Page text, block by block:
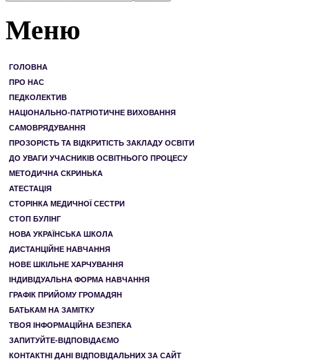
Меню
ГОЛОВНА
ПРО НАС
ПЕДКОЛЕКТИВ
НАЦІОНАЛЬНО-ПАТРІОТИЧНЕ ВИХОВАННЯ
САМОВРЯДУВАННЯ
ПРОЗОРІСТЬ ТА ВІДКРИТІСТЬ ЗАКЛАДУ ОСВІТИ
ДО УВАГИ УЧАСНИКІВ ОСВІТНЬОГО ПРОЦЕСУ
МЕТОДИЧНА СКРИНЬКА
АТЕСТАЦІЯ
СТОРІНКА МЕДИЧНОЇ СЕСТРИ
СТОП БУЛІНГ
НОВА УКРАЇНСЬКА ШКОЛА
ДИСТАНЦІЙНЕ НАВЧАННЯ
НОВЕ ШКІЛЬНЕ ХАРЧУВАННЯ
ІНДИВІДУАЛЬНА ФОРМА НАВЧАННЯ
ГРАФІК ПРИЙОМУ ГРОМАДЯН
БАТЬКАМ НА ЗАМІТКУ
ТВОЯ ІНФОРМАЦІЙНА БЕЗПЕКА
ЗАПИТУЙТЕ-ВІДПОВІДАЄМО
КОНТАКТНІ ДАНІ ВІДПОВІДАЛЬНИХ ЗА САЙТ